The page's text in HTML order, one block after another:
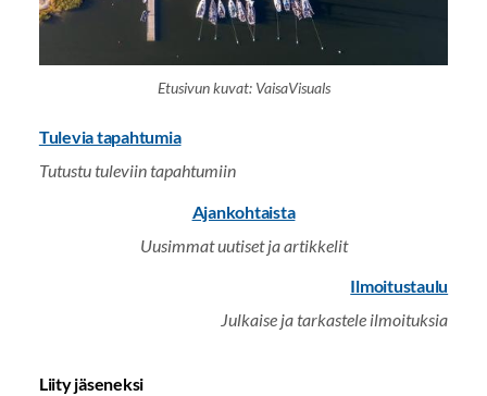
Etusivun kuvat: VaisaVisuals
Tulevia tapahtumia
Tutustu tuleviin tapahtumiin
Ajankohtaista
Uusimmat uutiset ja artikkelit
Ilmoitustaulu
Julkaise ja tarkastele ilmoituksia
Liity jäseneksi